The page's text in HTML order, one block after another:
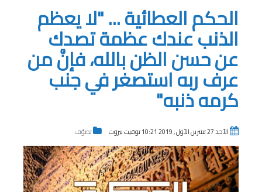
الحكم العطائية ... "لا يعظم
الذنب عندك عظمة تصدك
عن حسن الظن بالله، فإنَّ من
عرف ربه استصغر في جنب
كرمه ذنبه"
الأحد 27 تشرين الأول , 2019 10:21 توقيت بيروت تصوّف